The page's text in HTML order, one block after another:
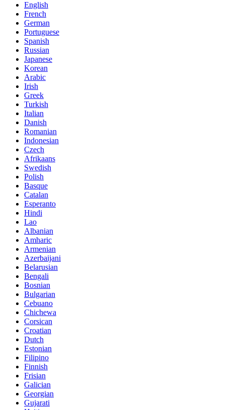
English
French
German
Portuguese
Spanish
Russian
Japanese
Korean
Arabic
Irish
Greek
Turkish
Italian
Danish
Romanian
Indonesian
Czech
Afrikaans
Swedish
Polish
Basque
Catalan
Esperanto
Hindi
Lao
Albanian
Amharic
Armenian
Azerbaijani
Belarusian
Bengali
Bosnian
Bulgarian
Cebuano
Chichewa
Corsican
Croatian
Dutch
Estonian
Filipino
Finnish
Frisian
Galician
Georgian
Gujarati